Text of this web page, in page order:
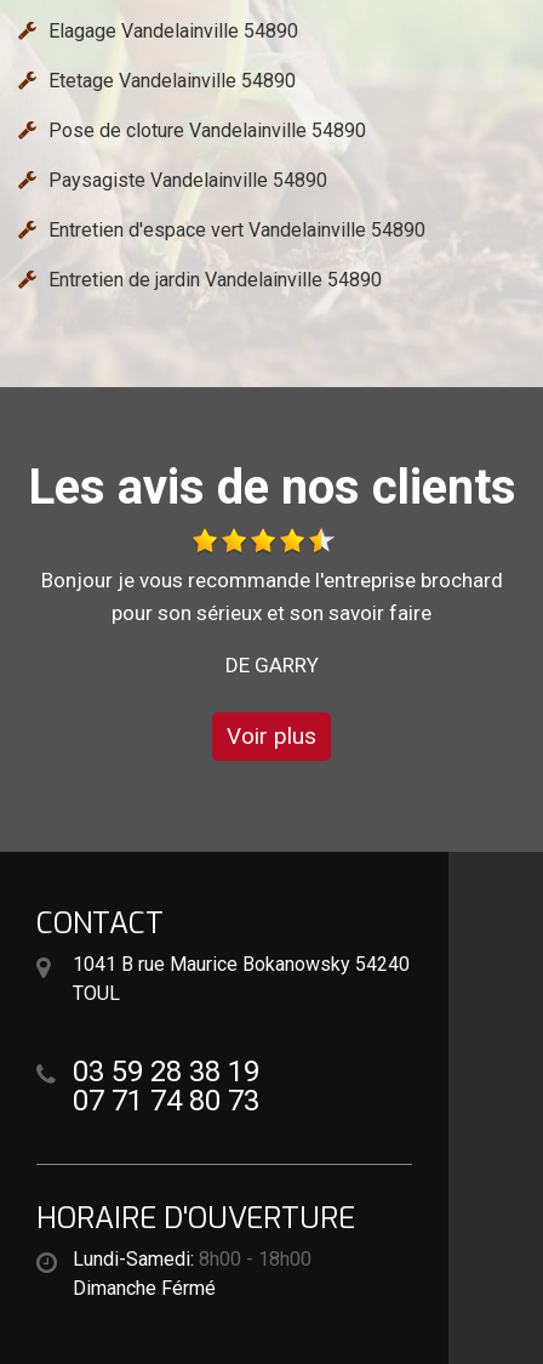
Elagage Vandelainville 54890
Etetage Vandelainville 54890
Pose de cloture Vandelainville 54890
Paysagiste Vandelainville 54890
Entretien d'espace vert Vandelainville 54890
Entretien de jardin Vandelainville 54890
Les avis de nos clients
Bonjour je vous recommande l'entreprise brochard
Voir plus
CONTACT
1041 B rue Maurice Bokanowsky 54240
TOUL
03 59 28 38 19
07 71 74 80 73
HORAIRE D'OUVERTURE
Lundi-Samedi: 8h00 - 18h00
Dimanche Férmé